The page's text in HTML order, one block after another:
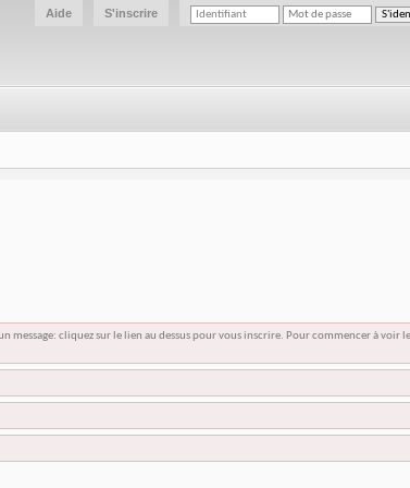
S'inscrire
Aide
message: cliquez sur le lien au dessus pour vous inscrire. Pour commencer à voir